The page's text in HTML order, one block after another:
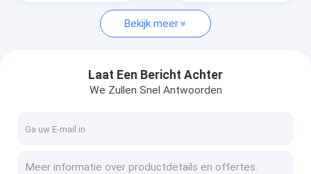
Bottel inspectie machine
Machine voor het inspecteren van voorvormen
IML-inspectiemachine
Bekijk meer
Laat Een Bericht Achter
We Zullen Snel Antwoorden